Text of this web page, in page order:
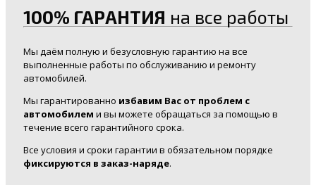
100% ГАРАНТИЯ на все работы
Мы даём полную и безусловную гарантию на все
выполненные работы по обслуживанию и ремонту
автомобилей.
Мы гарантированно избавим Вас от проблем с
автомобилем и вы можете обращаться за помощью в
течение всего гарантийного срока.
Все условия и сроки гарантии в обязательном порядке
фиксируются в заказ-наряде.